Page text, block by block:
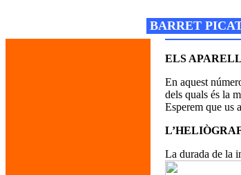
BARRET
ELS
En aquest
dels quals és la
Esperem que us
La durada de la